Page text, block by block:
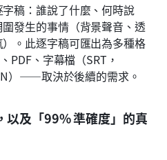
稿：誰說了什麼、何時說
發生的事情（背景聲音、透
。此逐字稿可匯出為多種格
、字幕檔（SRT，
）——取決於後續的需求。
以及「99% 準確度」的真